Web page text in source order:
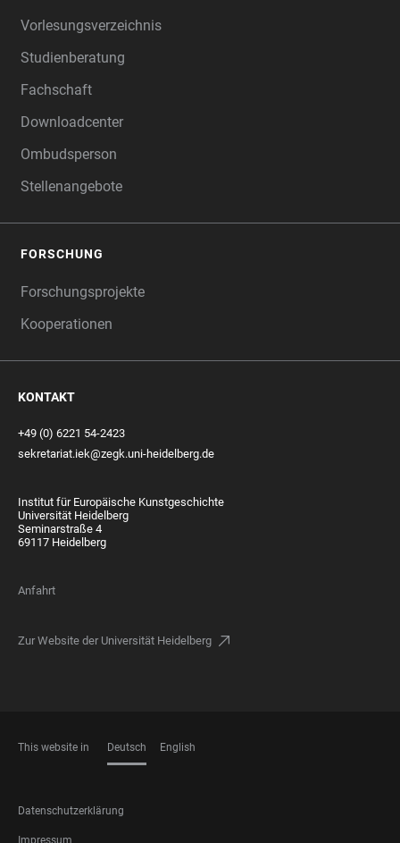
Vorlesungsverzeichnis
Studienberatung
Fachschaft
Downloadcenter
Ombudsperson
Stellenangebote
FORSCHUNG
Forschungsprojekte
Kooperationen
KONTAKT
+49 (0) 6221 54-2423
sekretariat.iek@zegk.uni-heidelberg.de
Institut für Europäische Kunstgeschichte
Universität Heidelberg
Seminarstraße 4
69117 Heidelberg
Anfahrt
Zur Website der Universität Heidelberg
This website in Deutsch English
FOOTER
LEGAL
Datenschutzerklärung